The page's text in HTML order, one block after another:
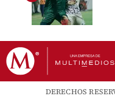
DERECHOS